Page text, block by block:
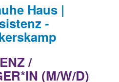
Haus |
-
/
(M/W/D)